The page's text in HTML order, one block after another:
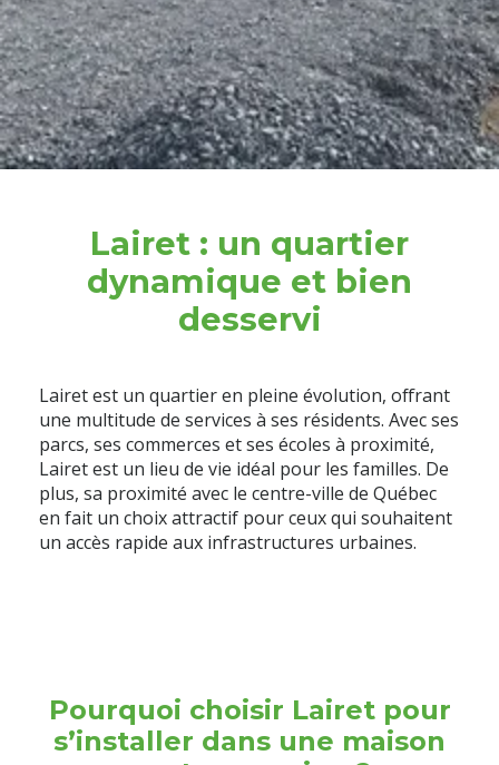
Lairet : un quartier
dynamique et bien
desservi
Lairet est un quartier en pleine évolution, offrant
une multitude de services à ses résidents. Avec ses
parcs, ses commerces et ses écoles à proximité,
Lairet est un lieu de vie idéal pour les familles. De
plus, sa proximité avec le centre-ville de Québec
en fait un choix attractif pour ceux qui souhaitent
un accès rapide aux infrastructures urbaines.
Pourquoi choisir Lairet pour
s’installer dans une maison